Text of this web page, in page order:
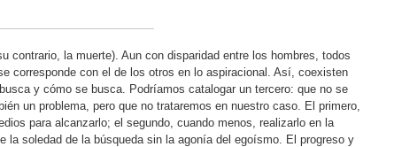
contrario, la muerte). Aun con disparidad entre los hombres, todos
corresponde con el de los otros en lo aspiracional. Así, coexisten
y cómo se busca. Podríamos catalogar un tercero: que no se
un problema, pero que no trataremos en nuestro caso. El primero,
para alcanzarlo; el segundo, cuando menos, realizarlo en la
la soledad de la búsqueda sin la agonía del egoísmo. El progreso y